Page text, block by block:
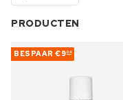
PRODUCTEN
BESPAAR €904